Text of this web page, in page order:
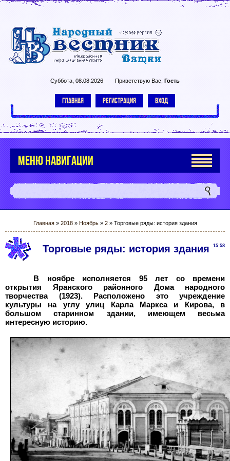
Суббота, 08.08.2026 Приветствую Вас Гость
ГЛАВНАЯ РЕГИСТРАЦИЯ ВХОД
МЕНЮ НАВИГАЦИИ
Главная» 2018 » Ноябрь » 2» Торговые ряды: история здания
15:58
Торговые ряды: история здания
В ноябре исполняется 95 лет со времени
открытия Яранского районного Дома народного
творчества (1923). Расположено это учреждение
культуры на углу улиц Карла Маркса и Кирова, в
большом старинном здании, имеющем весьма
интересную историю.